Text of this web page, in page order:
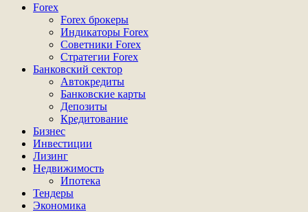
Основное
Forex
Forex брокеры
Индикаторы Forex
Советники Forex
Стратегии Forex
Банковский сектор
Автокредиты
Банковские карты
Депозиты
Кредитование
Бизнес
Инвестиции
Лизинг
Недвижимость
Ипотека
Тендеры
Экономика